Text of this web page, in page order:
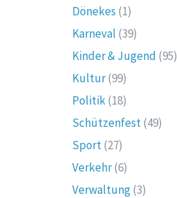
Dönekes (1)
Karneval (39)
Kinder & Jugend (95)
Kultur(99)
Politik(18)
Schützenfest(49)
Sport(27)
Verkehr(6)
Verwaltung(3)